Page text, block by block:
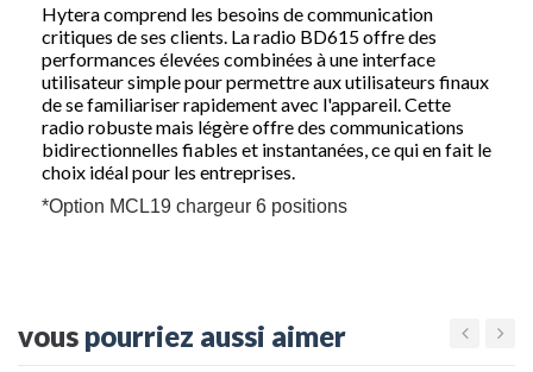
Hytera comprend les besoins de communication
critiques de ses clients. Laradio BD615offre des
performances élevées combinées à une interface
utilisateur simple pour permettre aux utilisateurs finaux
de se familiariser rapidement avec l'appareil. Cette
radio robuste mais légère offre des communications
bidirectionnelles fiables et instantanées, ce qui en fait le
choix idéal pour les entreprises.
*Option MCL19 chargeur 6 positions
vous pourriez aussi aimer